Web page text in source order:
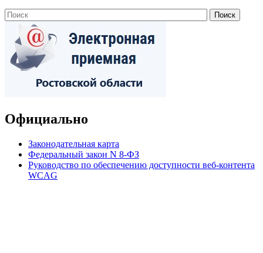
Официально
Законодательная карта
Федеральный закон N 8-ФЗ
Руководство по обеспечению доступности веб-контента
WCAG